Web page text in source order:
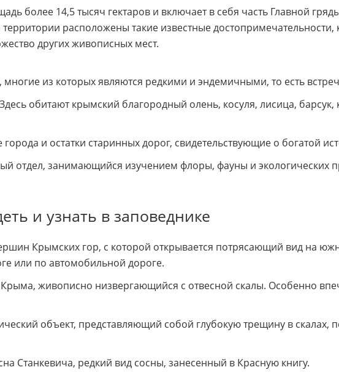
более 14,5 тысяч гектаров и включает в себя часть Главной
расположены такие известные достопримечательности,
других живописных мест.
многие из которых являются редкими и эндемичными, то есть
обитают крымский благородный олень, косуля, лисица, барсук,
и остатки старинных дорог, свидетельствующие о богатой
отдел, занимающийся изучением флоры, фауны и экологических
и узнать в заповеднике
Крымских гор, с которой открывается потрясающий вид на
или по автомобильной дороге.
живописно низвергающийся с отвесной скалы. Особенно
объект, представляющий собой глубокую трещину в скалах,
Станкевича, редкий вид сосны, занесенный в Красную книгу.